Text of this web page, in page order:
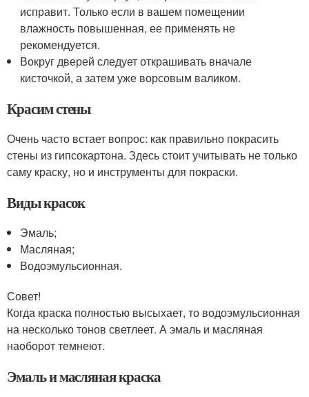
исправит. Только если в вашем помещении
влажность повышенная, ее применять не
рекомендуется.
Вокруг дверей следует открашивать вначале
кисточкой, а затем уже ворсовым валиком.
Красим стены
Очень часто встает вопрос: как правильно покрасить
стены из гипсокартона. Здесь стоит учитывать не только
саму краску, но и инструменты для покраски.
Виды красок
Эмаль;
Масляная;
Водоэмульсионная.
Совет!
Когда краска полностью высыхает, то водоэмульсионная
на несколько тонов светлеет. А эмаль и масляная
наоборот темнеют.
Эмаль и масляная краска